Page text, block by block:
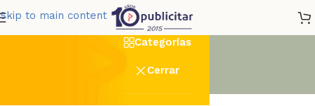
Skip to main contentOtros Servicios
Categorías
Cerrar